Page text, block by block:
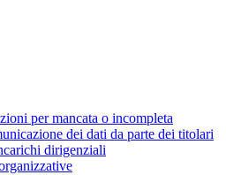
per mancata o incompleta
dei dati da parte dei titolari
dirigenziali